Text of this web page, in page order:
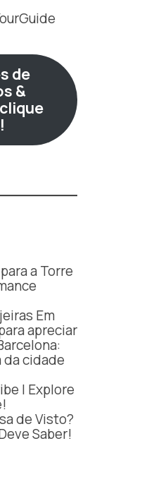
de
&
a Torre
Em
apreciar
da cidade
| Explore
de Visto?
Saber!